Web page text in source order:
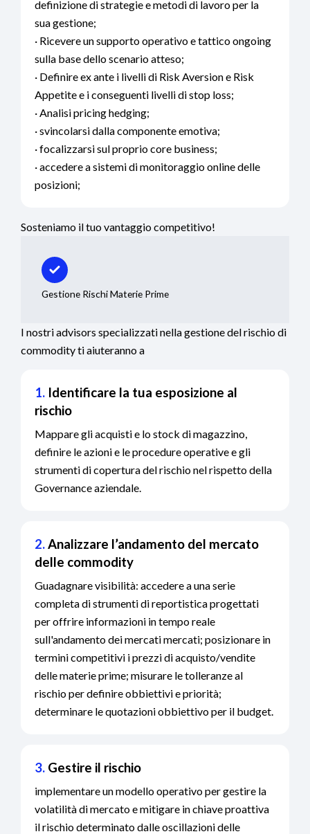
definizione di strategie e metodi di lavoro per la
sua gestione;
· Ricevere un supporto operativo e tattico ongoing
sulla base dello scenario atteso;
· Definire ex ante i livelli di Risk Aversion e Risk
Appetite e i conseguenti livelli di stop loss;
· Analisi pricing hedging;
· svincolarsi dalla componente emotiva;
· focalizzarsi sul proprio core business;
· accedere a sistemi di monitoraggio online delle
posizioni;
Sosteniamo il tuo vantaggio competitivo!
Gestione Rischi Materie Prime
I nostri advisors specializzati nella gestione del rischio di
commodity ti aiuteranno a
1. Identificare la tua esposizione al
rischio
Mappare gli acquisti e lo stock di magazzino,
definire le azioni e le procedure operative e gli
strumenti di copertura del rischio nel rispetto della
Governance aziendale.
2.Analizzare l’andamento del mercato
delle commodity
Guadagnare visibilità: accedere a una serie
completa di strumenti di reportistica progettati
per offrire informazioni in tempo reale
sull'andamento dei mercati mercati; posizionare in
termini competitivi i prezzi di acquisto/vendite
delle materie prime; misurare le tolleranze al
rischio per definire obbiettivi e priorità;
determinare le quotazioni obbiettivo per il budget.
3. Gestire il rischio
implementare un modello operativo per gestire la
volatilità di mercato e mitigare in chiave proattiva
il rischio determinato dalle oscillazioni delle